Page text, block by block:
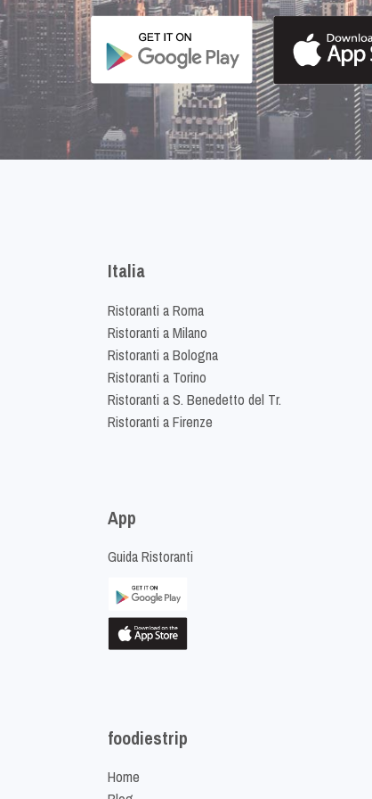
Italia
Ristoranti a Roma
Ristoranti a Milano
Ristoranti a Bologna
Ristoranti a Torino
Ristoranti a S. Benedetto del Tr.
Ristoranti a Firenze
App
Guida Ristoranti
foodiestrip
Home